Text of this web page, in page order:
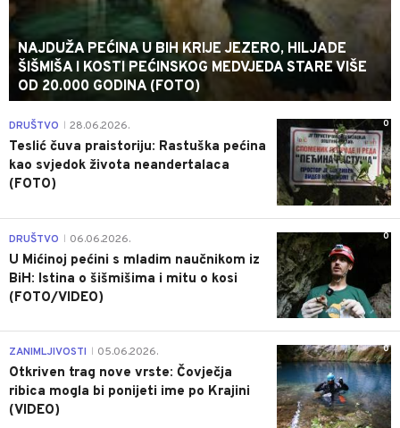
NAJDUŽA PEĆINA U BIH KRIJE JEZERO, HILJADE
ŠIŠMIŠA I KOSTI PEĆINSKOG MEDVJEDA STARE VIŠE
OD 20.000 GODINA (FOTO)
0
DRUŠTVO 28.06.2026.
Teslić čuva praistoriju: Rastuška pećina
kao svjedok života neandertalaca
(FOTO)
0
DRUŠTVO 06.06.2026.
U Mićinoj pećini s mladim naučnikom iz
BiH: Istina o šišmišima i mitu o kosi
(FOTO/VIDEO)
0
ZANIMLJIVOSTI 05.06.2026.
Otkriven trag nove vrste: Čovječja
ribica mogla bi ponijeti ime po Krajini
(VIDEO)